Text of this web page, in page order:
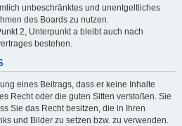
unbeschränktes und unentgeltliches
des Boards zu nutzen.
2, Unterpunkt a bleibt auch nach
bestehen.
eines Beitrags, dass er keine Inhalte
Recht oder die guten Sitten verstoßen. Sie
Sie das Recht besitzen, die in Ihren
und Bilder zu setzen bzw. zu verwenden.